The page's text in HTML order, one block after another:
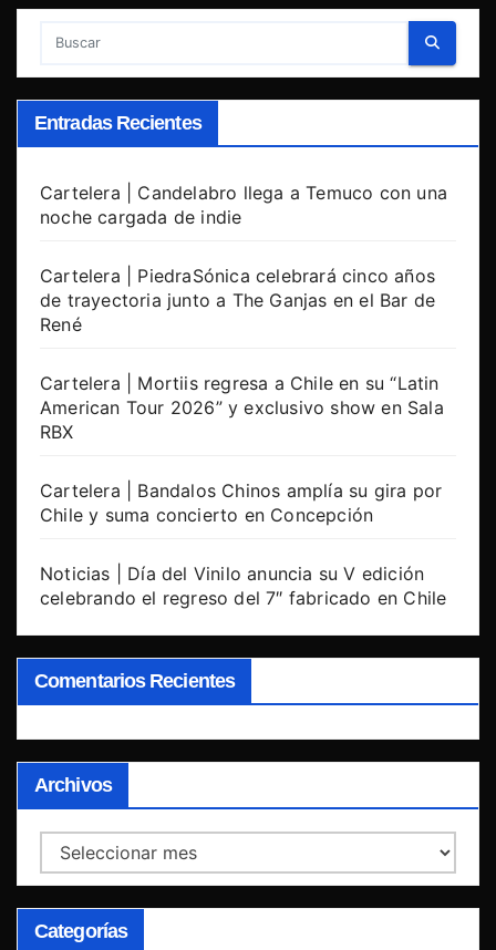
Entradas Recientes
Cartelera | Candelabro llega a Temuco con una
noche cargada de indie
Cartelera | PiedraSónica celebrará cinco años
de trayectoria junto a The Ganjas en el Bar de
René
Cartelera | Mortiis regresa a Chile en su “Latin
American Tour 2026” y exclusivo show en Sala
RBX
Cartelera | Bandalos Chinos amplía su gira por
Chile y suma concierto en Concepción
Noticias | Día del Vinilo anuncia su V edición
celebrando el regreso del 7″ fabricado en Chile
Comentarios Recientes
Archivos
Archivos
Categorías